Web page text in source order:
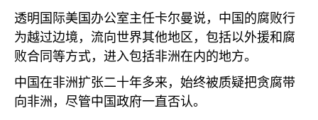
透明国际美国办公室主任卡尔曼说，中国的腐败行
为越过边境，流向世界其他地区，包括以外援和腐
败合同等方式，进入包括非洲在内的地方。
中国在非洲扩张二十年多来，始终被质疑把贪腐带
向非洲，尽管中国政府一直否认。